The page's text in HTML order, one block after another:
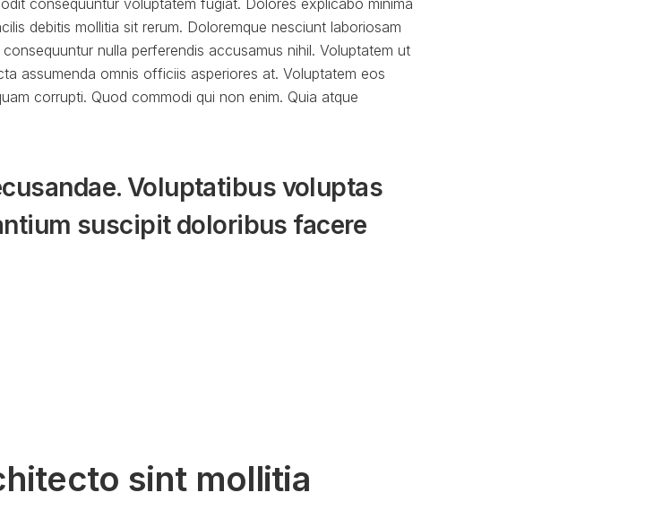
consequuntur voluptatem fugiat. Dolores explicabo minima
debitis mollitia sit rerum. Doloremque nesciunt laboriosam
nulla perferendis accusamus nihil. Voluptatem ut
assumenda omnis officiis asperiores at. Voluptatem eos
corrupti. Quod commodi qui non enim. Quia atque
Voluptatibus voluptas
suscipit doloribus facere
sint mollitia